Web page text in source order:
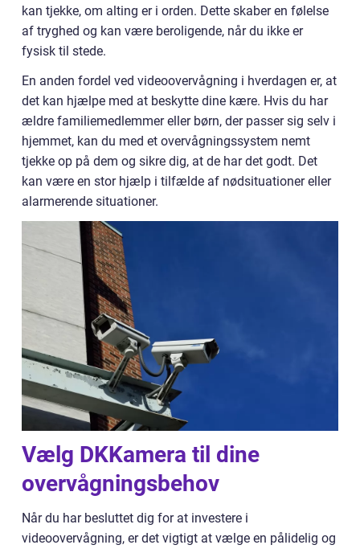
kan tjekke, om alting er i orden. Dette skaber en følelse
af tryghed og kan være beroligende, når du ikke er
fysisk til stede.
En anden fordel ved videoovervågning i hverdagen er, at
det kan hjælpe med at beskytte dine kære. Hvis du har
ældre familiemedlemmer eller børn, der passer sig selv i
hjemmet, kan du med et overvågningssystem nemt
tjekke op på dem og sikre dig, at de har det godt. Det
kan være en stor hjælp i tilfælde af nødsituationer eller
alarmerende situationer.
Vælg DKKamera til dine
overvågningsbehov
Når du har besluttet dig for at investere i
videoovervågning, er det vigtigt at vælge en pålidelig og